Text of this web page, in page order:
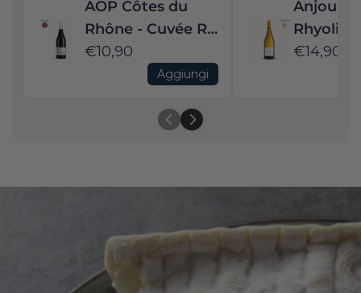
AOP Côtes du
Rhône - Cuvée R
Rouge - 2025
€10,90
Aggiungi
Anjou
Château
€14,90